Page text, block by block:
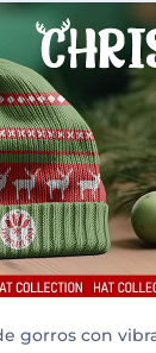
gorros con